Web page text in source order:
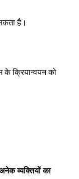
है।
के क्रियान्वयन को
व्यक्तियों का